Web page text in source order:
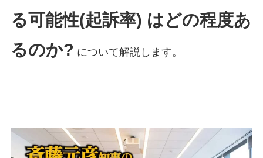
る可能性(起訴率) はどの程度あ
るのか? について解説します。